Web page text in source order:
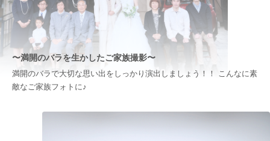
〜満開のバラを生かしたご家族撮影〜
満開のバラで大切な思い出をしっかり演出しましょう！！ こんなに素
敵なご家族フォトに♪